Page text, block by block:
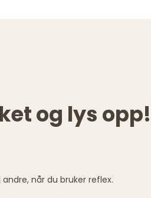
og lys opp!
når du bruker reflex.